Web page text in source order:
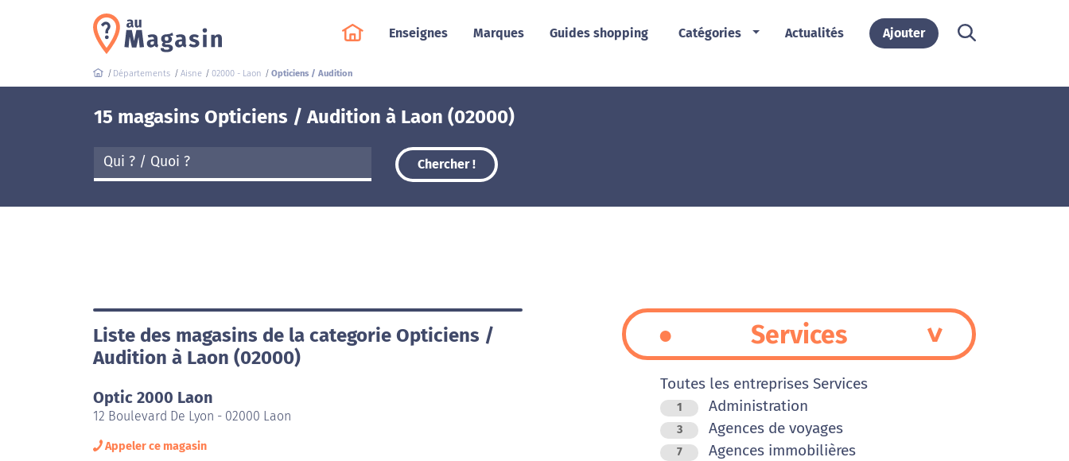
Enseignes Marques Guides shopping Catégories Actualités Ajouter
Départements Aisne 02000 - Laon Opticiens / Audition
15 magasins Opticiens / Audition à Laon (02000)
Chercher !
Liste des magasins de la categorie Opticiens /
Audition à Laon (02000)
Optic 2000 Laon
12 Boulevard De Lyon - 02000 Laon
Appeler ce magasin
Services
Toutes les entreprises Services
1 Administration
3 Agences de voyages
7 Agences immobilières